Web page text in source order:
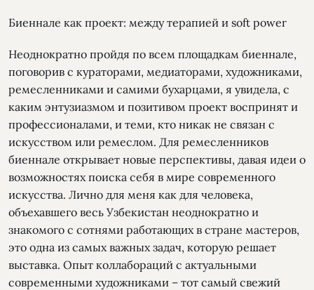
Биеннале как проект: между терапией и soft power
Неоднократно пройдя по всем площадкам биеннале,
поговорив с кураторами, медиаторами, художниками,
ремесленниками и самими бухарцами, я увидела, с
каким энтузиазмом и позитивом проект воспринят и
профессионалами, и теми, кто никак не связан с
искусством или ремеслом. Для ремесленников
биеннале открывает новые перспективы, давая идеи о
возможностях поиска себя в мире современного
искусства. Лично для меня как для человека,
объехавшего весь Узбекистан неоднократно и
знакомого с сотнями работающих в стране мастеров,
это одна из самых важных задач, которую решает
выставка. Опыт коллабораций с актуальными
современными художниками – тот самый свежий